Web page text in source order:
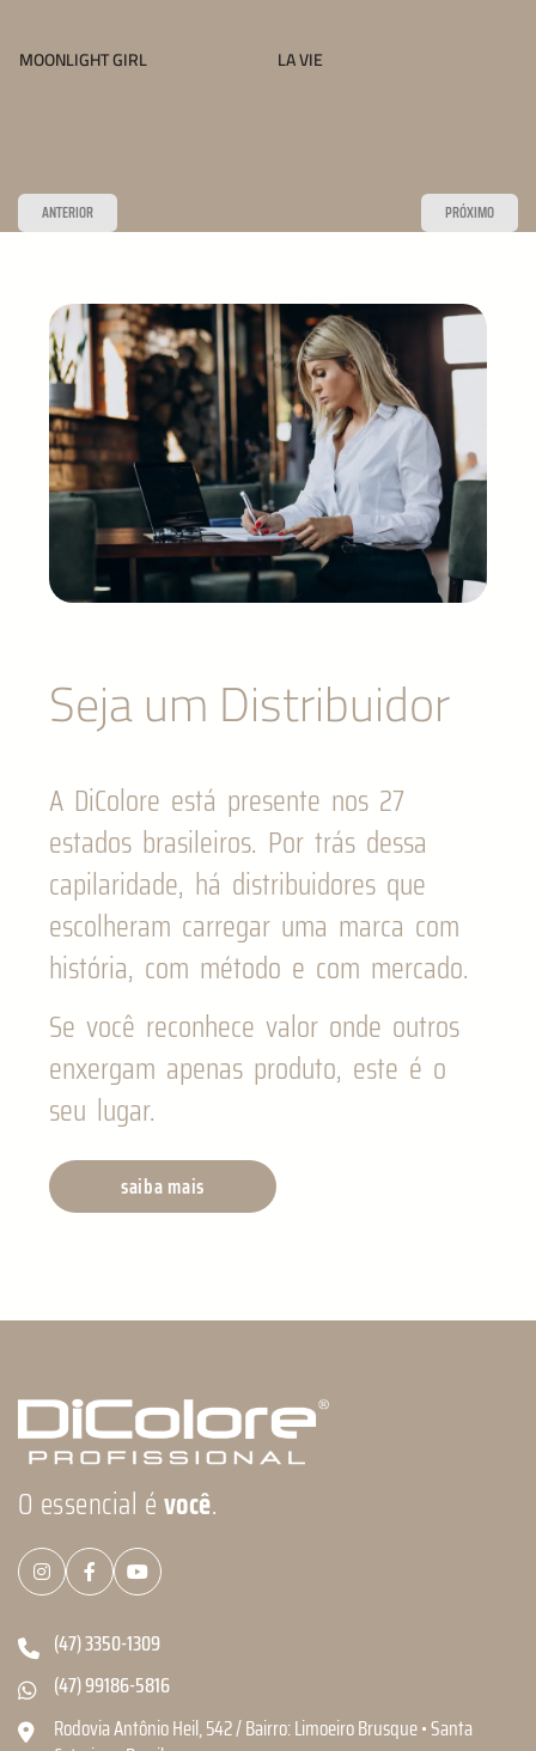
MOONLIGHT GIRL LA VIE
ANTERIOR PRÓXIMO
Seja um Distribuidor
A DiColore está presente nos 27
estados brasileiros. Por trás dessa
capilaridade, há distribuidores que
escolheram carregar uma marca com
história, com método e com mercado.
Se você reconhece valor onde outros
enxergam apenas produto, este é o
seu lugar.
saiba mais
O essencial évocê.
(47) 3350-1309
(47) 99186-5816
Rodovia Antônio Heil, 542 / Bairro: Limoeiro Brusque • Santa